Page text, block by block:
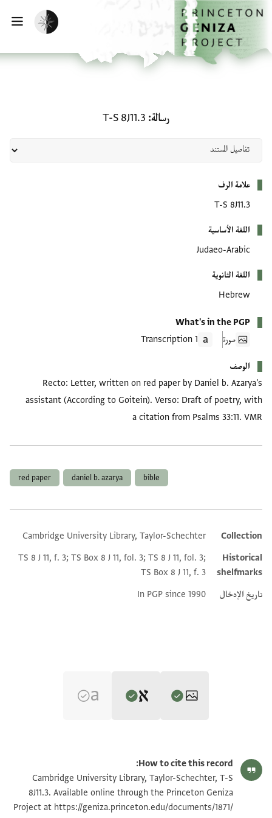
إلى المحتوى الرئيسي
الرئيسية
تفعيل الوضع المظلم
رسالة T-S 8J11.3
علامة الرف
T-S 8J11.3
اللغة الأساسية
Judaeo-Arabic
اللغة الثانوية
Hebrew
What's in the PGP
صورة
1 Transcription
الوصف
Recto: Letter, written on red paper by Daniel b. Azarya's
assistant (According to Goitein). Verso: Draft of poetry, with
a citation from Psalms 33:11. VMR
bible
daniel b. azarya
red paper
Additional metadata
Collection
Cambridge University Library, Taylor-Schechter
Historical
shelfmarks
TS 8 J 11, f. 3; TS Box 8 J 11, fol. 3; TS 8 J 11, fol. 3;
TS Box 8 J 11, f. 3
تاريخ الإدخال
In PGP since 1990
S. D. Goitein's unpublished edition (1950–85).
בה מן
מואדדה מסדודה ואלאכתר פי אנפתא הדא מת
בין אלממכן ואלממתנע פלדלך אנא קליל אלאחתפאל במא
T-S 8J11.3 1v تكبير و تدوير
بيان أذونات الصورة
How to cite this record:
Cambridge University Library, Taylor-Schechter, T-S
8J11.3. Available online through the Princeton Geniza
Project athttps://geniza.princeton.edu/documents/1871/